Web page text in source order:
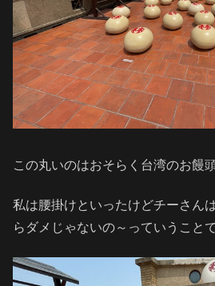
この丸いのはおそらく台湾のお饅
私は腰掛けといったけどチーさん
らダメじゃないの～っていうこと